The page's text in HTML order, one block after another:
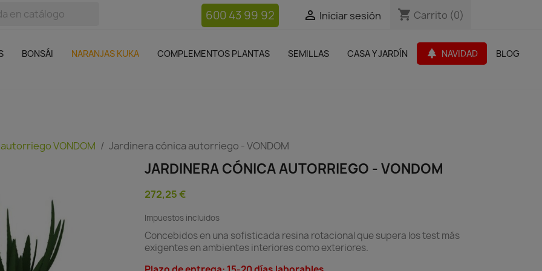
 Iniciar sesión shopping_cart Carrito (0)
600 43 99 92  Iniciar sesión shopping_cart Carrito (0)
BONSÁI NARANJAS KUKA COMPLEMENTOS PLANTAS SEMILLAS CASA Y JARDÍN park NAVIDAD BLOG
Complementos plantas Muebles Jardín
VONDOM Jardinera cónica autorriego - VONDOM
JARDINERA CÓNICA AUTORRIEGO - VONDOM
272,25 €
Impuestos incluidos
Concebidos en una sofisticada resina rotacional que supera los test más
exigentes en ambientes interiores como exteriores.